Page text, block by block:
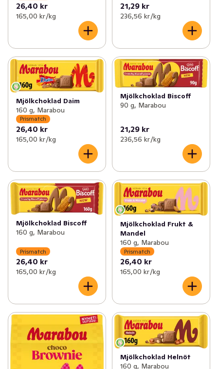
26,40 kr
165,00 kr /kg
21,29 kr
236,56 kr /kg
Mjölkchoklad Daim
160 g, Marabou
Prismatch
26,40 kr
165,00 kr /kg
Mjölkchoklad Biscoff
90 g, Marabou
21,29 kr
236,56 kr /kg
Mjölkchoklad Biscoff
160 g, Marabou
Prismatch
26,40 kr
165,00 kr /kg
Mjölkchoklad Frukt &
Mandel
160 g, Marabou
Prismatch
26,40 kr
165,00 kr /kg
Mjölkchoklad Helnöt
160 g, Marabou